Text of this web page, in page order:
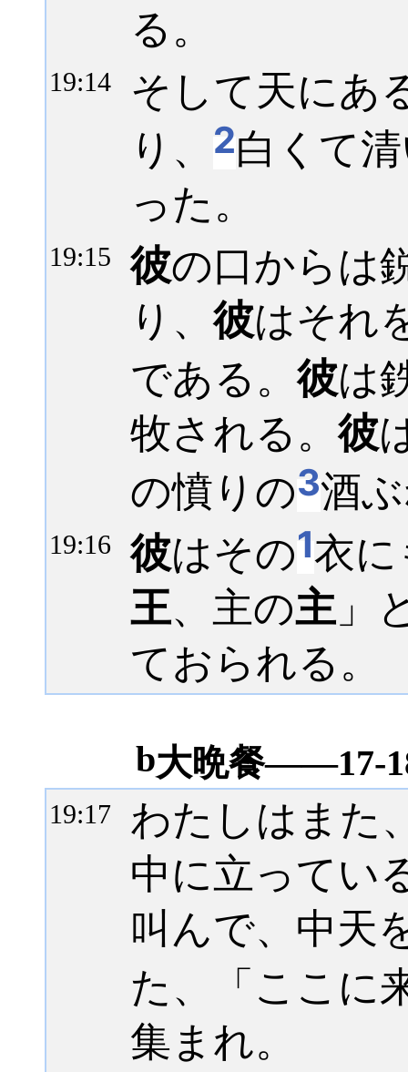
る。
19:14
そして天にあ
り、
2白くて
った。
19:15 彼の口からは
り、彼はそれ
である。彼は
牧される。彼
の憤りの3酒
19:16 彼はその1衣
王、主の主 」
ておられる。
b大晩餐――17-
19:17
わたしはまた
中に立ってい
叫んで、中天
た、「ここに
集まれ。